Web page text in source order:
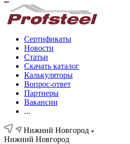
Сертификаты
Новости
Статьи
Скачать каталог
Калькуляторы
Вопрос-ответ
Партнеры
Вакансии
...
Нижний Новгород
Нижний Новгород